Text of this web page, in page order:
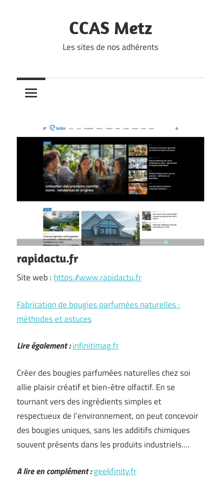
CCAS Metz
Les sites de nos adhérents
rapidactu.fr
Site web : https://www.rapidactu.fr
Fabrication de bougies parfumées naturelles :
méthodes et astuces
Lire également :infinitimag.fr
Créer des bougies parfumées naturelles chez soi
allie plaisir créatif et bien-être olfactif. En se
tournant vers des ingrédients simples et
respectueux de l’environnement, on peut concevoir
des bougies uniques, sans les additifs chimiques
souvent présents dans les produits industriels.…
A lire en complément :geekfinity.fr